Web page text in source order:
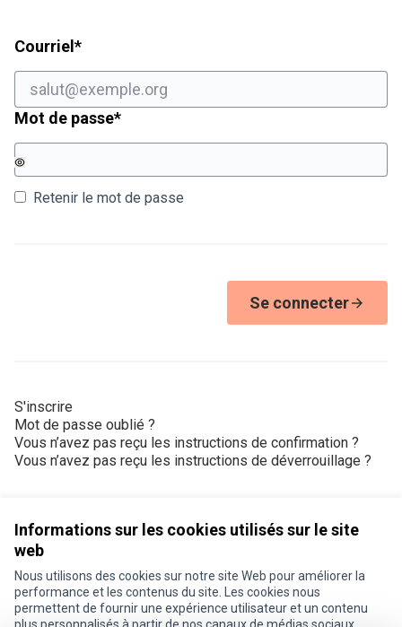
Informations sur les cookies utilisés sur le site
web
Nous utilisons des cookies sur notre site Web pour améliorer la
performance et les contenus du site. Les cookies nous
permettent de fournir une expérience utilisateur et un contenu
Courriel *Champ obligatoire
Mot de passe*Champ obligatoire
Retenir le mot de passe
Se connecter
S'inscrire
Mot de passe oublié ?
Vous n’avez pas reçu les instructions de confirmation ?
Vous n’avez pas reçu les instructions de déverrouillage ?
Conditions d'utilisation
Paramètres des cookies
Je participe ! sur X
Je participe ! sur Facebook
Je participe ! sur Instagram